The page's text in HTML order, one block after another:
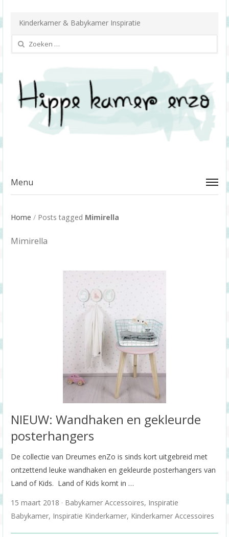
Kinderkamer & Babykamer Inspiratie
Zoeken
naar:
Menu
Home / Posts tagged Mimirella
Mimirella
NIEUW: Wandhaken en gekleurde
posterhangers
De collectie van Dreumes enZo is sinds kort uitgebreid met
ontzettend leuke wandhaken en gekleurde posterhangers van
Land of Kids. Land of Kids komt in …
15 maart 2018
Babykamer Accessoires, Inspiratie
Babykamer, Inspiratie Kinderkamer, Kinderkamer Accessoires